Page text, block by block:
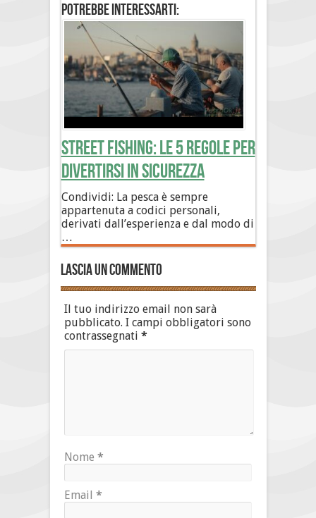
Potrebbe interessarti:
Street Fishing: le 5 regole per
divertirsi in sicurezza
Condividi: La pesca è sempre
appartenuta a codici personali,
derivati dall’esperienza e dal modo di
…
Lascia un commento
Il tuo indirizzo email non sarà
pubblicato. I campi obbligatori sono
contrassegnati *
Nome *
Email *